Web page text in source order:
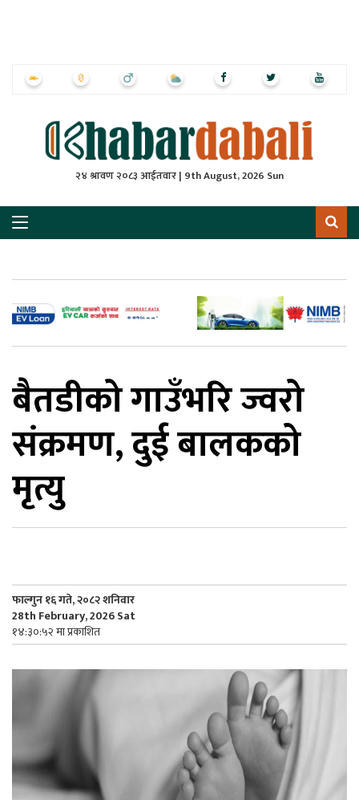
२४ श्रावण २०८३ आईतवार | 9th August, 2026 Sun
बैतडीको गाउँभरि ज्वरो
संक्रमण, दुई बालकको
मृत्यु
फाल्गुन १६ गते, २०८२ शनिवार
28th February, 2026 Sat
१४:३०:५२ मा प्रकाशित